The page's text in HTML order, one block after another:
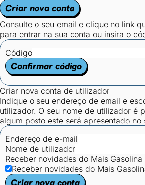
Criar nova conta
Consulte o seu email e clique no link
para entrar na sua conta ou insira o
Código
Confirmar código
Criar nova conta de utilizador
Indique o seu endereço de email e
utilizador. O seu nome de utilizador é
algum posto este será apresentado no
Endereço de e-mail
Nome de utilizador
Receber novidades do Mais Gasolina
Receber novidades do Mais
Criar nova conta